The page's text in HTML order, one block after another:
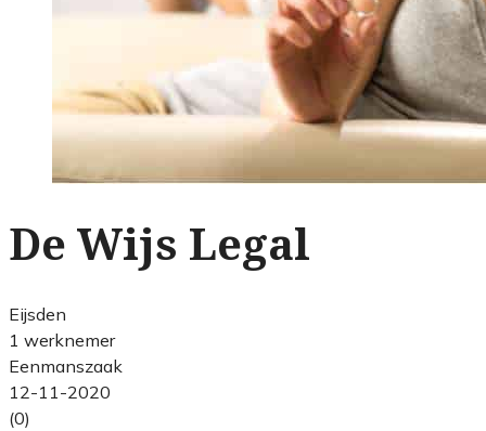
De Wijs Legal
Eijsden
1 werknemer
Eenmanszaak
12-11-2020
(0)